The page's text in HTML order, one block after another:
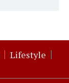
Lifestyle